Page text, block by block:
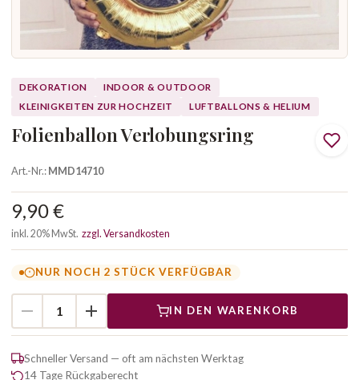
DEKORATION
INDOOR & OUTDOOR
KLEINIGKEITEN ZUR HOCHZEIT
LUFTBALLONS & HELIUM
Folienballon Verlobungsring
Art.-Nr.:MMD14710
9,90 €
inkl. 20% MwSt. zzgl. Versandkosten
NUR NOCH 2 STÜCK VERFÜGBAR
IN DEN WARENKORB
Schneller Versand — oft am nächsten Werktag
14 Tage Rückgaberecht